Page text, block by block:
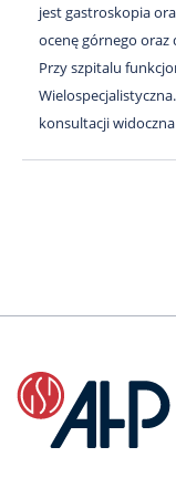
jest gastroskopia
ocenę górnego
Przy szpitalu
konsultacji widoczna